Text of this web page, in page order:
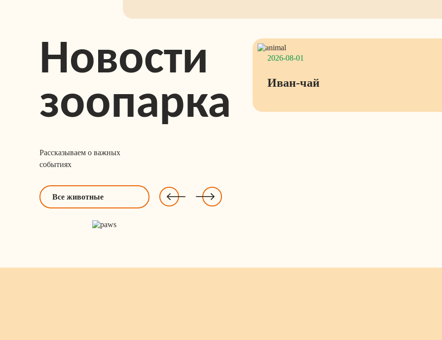
Новости
зоопарка
Рассказываем о важных
событиях
Все животные
2026-08-01
Иван-чай